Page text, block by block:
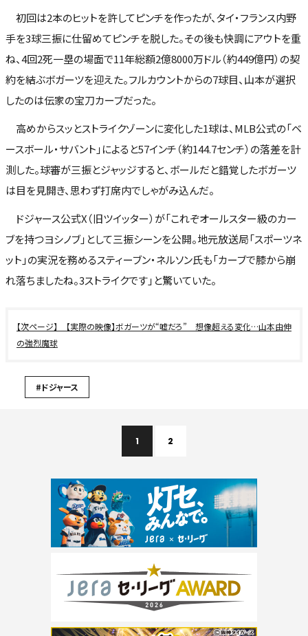
初回は2本のヒットを許してピンチを作ったが、タイ・フランス内野
手を3球三振に仕留めてピンチを脱した。その後も快調にアウトを重
ね、4回2死一塁の場面で11年総額2億8000万ドル（約449億円）の契
約を結ぶボガーツを迎えた。フルカウントからの7球目、山本が選択
したのは伝家の宝刀カーブだった。
高めからスッとストライクゾーンに変化した1球は、MLB公式の「ベ
ースボール・サバント」によると57インチ（約144.7センチ）の落差を計
測した。球審が三振とジャッジすると、ボールだと錯覚したボガーツ
は目を見開き、思わず打席内でしゃがみ込んだ。
ドジャース公式X（旧ツイッター）が「これぞオールスター級のカー
ブを持つヨシノブ」として三振シーンを公開。地元放送局「スポーツネ
ット」の実況を務めるスティーブン・ネルソン氏も「カーブで膝から崩
れ落ちましたね。3ストライクです」と驚いていた。
【実際の映像】ボガーツが“嘘だろ” 想像超える変化…山本由伸
の強烈魔球
#ドジャース
1 2